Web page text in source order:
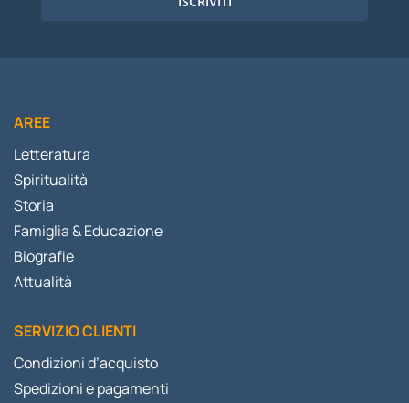
AREE
Letteratura
Spiritualità
Storia
Famiglia & Educazione
Biografie
Attualità
SERVIZIO CLIENTI
Condizioni d’acquisto
Spedizioni e pagamenti